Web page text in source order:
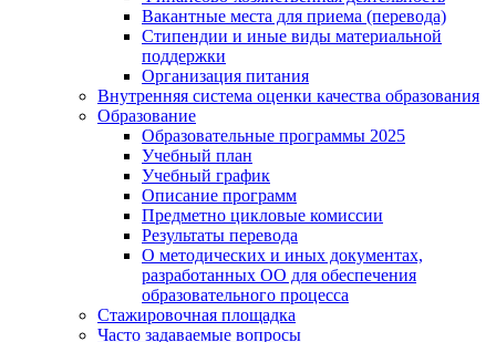
Вакантные места для приема (перевода)
Стипендии и иные виды материальной
поддержки
Организация питания
Внутренняя система оценки качества образования
Образование
Образовательные программы 2025
Учебный план
Учебный график
Описание программ
Предметно цикловые комиссии
Результаты перевода
О методических и иных документах,
разработанных ОО для обеспечения
образовательного процесса
Стажировочная площадка
Часто задаваемые вопросы